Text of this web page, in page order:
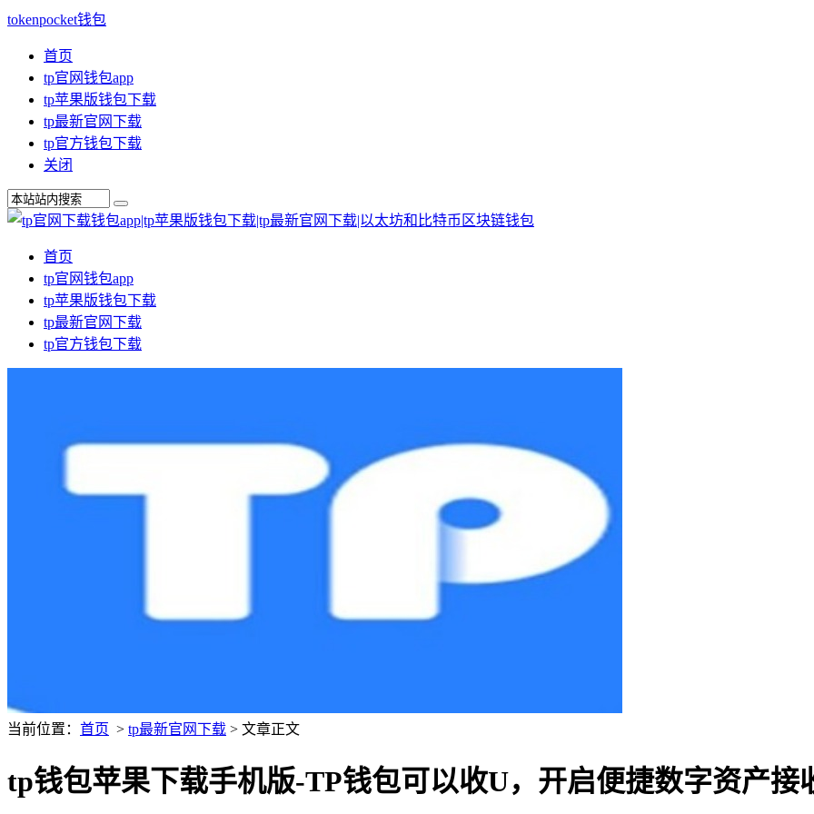
tokenpocket钱包
首页
tp官网钱包app
tp苹果版钱包下载
tp最新官网下载
tp官方钱包下载
关闭
首页
tp官网钱包app
tp苹果版钱包下载
tp最新官网下载
tp官方钱包下载
当前位置： 首页 > tp最新官网下载 > 文章正文
tp钱包苹果下载手机版-TP钱包可以收U，开启便捷数字资产接